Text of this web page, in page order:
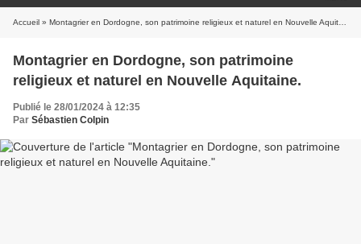
Accueil » Montagrier en Dordogne, son patrimoine religieux et naturel en Nouvelle Aquitaine.
Montagrier en Dordogne, son patrimoine
religieux et naturel en Nouvelle Aquitaine.
Publié le 28/01/2024 à 12:35
Par Sébastien Colpin